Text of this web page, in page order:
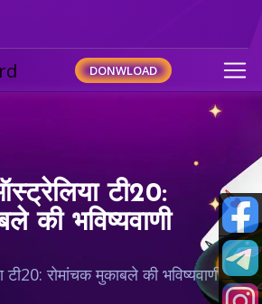
DONWLOAD
टी20:
की भविष्यवाणी
रोमांचक मुकाबले की भविष्यवाणी